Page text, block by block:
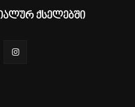
ქსელებში